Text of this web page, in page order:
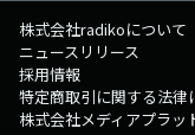
株式会社radikoについて
ニュースリリース
採用情報
特定商取引に関する法律
株式会社メディアプラッ